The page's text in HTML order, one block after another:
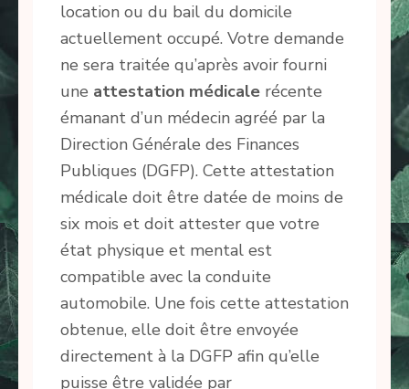
location ou du bail du domicile
actuellement occupé. Votre demande
ne sera traitée qu’après avoir fourni
une attestation médicale récente
émanant d’un médecin agréé par la
Direction Générale des Finances
Publiques (DGFP). Cette attestation
médicale doit être datée de moins de
six mois et doit attester que votre
état physique et mental est
compatible avec la conduite
automobile. Une fois cette attestation
obtenue, elle doit être envoyée
directement à la DGFP afin qu’elle
puisse être validée par